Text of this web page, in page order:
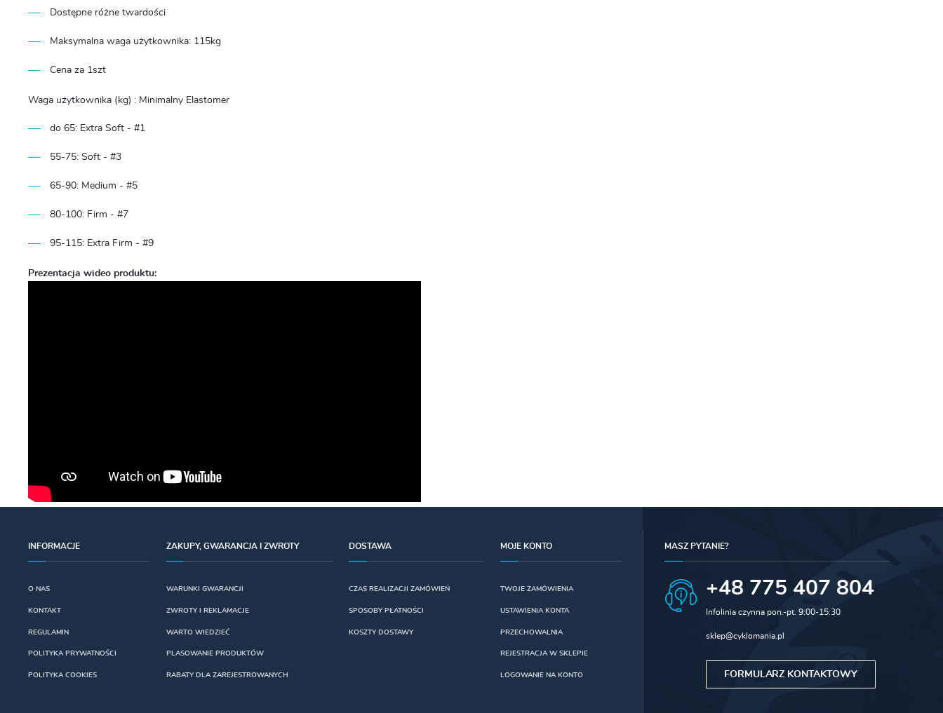
Dostępne różne twardości
Maksymalna waga użytkownika: 115kg
Cena za 1szt
Waga użytkownika (kg) : Minimalny Elastomer
do 65: Extra Soft - #1
55-75: Soft - #3
65-90: Medium - #5
80-100: Firm - #7
95-115: Extra Firm - #9
Prezentacja wideo produktu:
INFORMACJE
O NAS
KONTAKT
REGULAMIN
POLITYKA PRYWATNOŚCI
POLITYKA COOKIES
ZAKUPY, GWARANCJA I ZWROTY
WARUNKI GWARANCJI
ZWROTY I REKLAMACJE
WARTO WIEDZIEĆ
PLASOWANIE PRODUKTÓW
RABATY DLA ZAREJESTROWANYCH
DOSTAWA
CZAS REALIZACJI ZAMÓWIEŃ
SPOSOBY PŁATNOŚCI
KOSZTY DOSTAWY
MOJE KONTO
TWOJE ZAMÓWIENIA
USTAWIENIA KONTA
PRZECHOWALNIA
REJESTRACJA W SKLEPIE
LOGOWANIE NA KONTO
MASZ PYTANIE?
+48 775 407 804
Infolinia czynna pon.-pt. 9:00-15:30
sklep@cyklomania.pl
FORMULARZ KONTAKTOWY